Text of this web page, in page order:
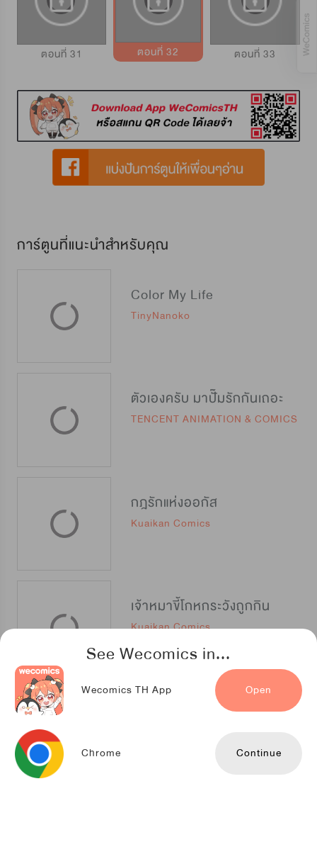
See Wecomics in...
Wecomics TH App Open
Chrome Continue
ตอนที่ 31 ตอนที่ 32 ตอนที่ 33
การ์ตูนที่แนะนำสำหรับคุณ
Color My Life
TinyNanoko
ตัวเองครับ มาปั๊มรักกันเถอะ
TENCENT ANIMATION & COMICS
กฎรักแห่งออกัส
Kuaikan Comics
เจ้าหมาขี้โกหกระวังถูกกิน
Kuaikan Comics
โลกของฉัน ฝันของนาย